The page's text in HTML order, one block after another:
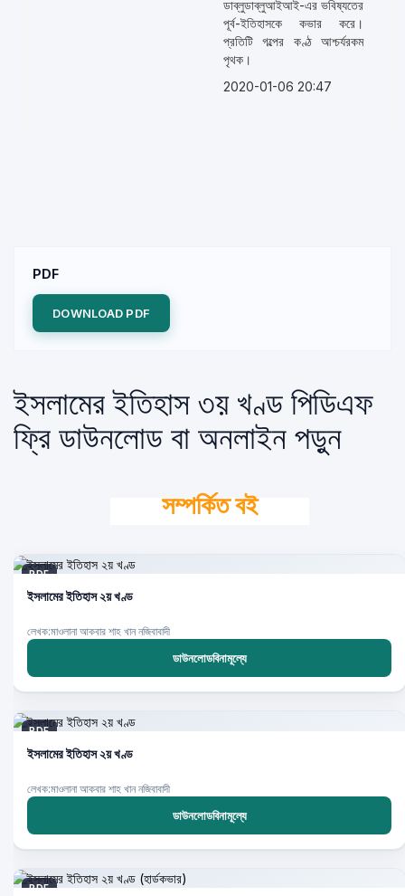
ডাব্লুডাব্লুআইআই-এর ভবিষ্যতের
পূর্ব-ইতিহাসকে কভার করে।
প্রতিটি গল্পের কণ্ঠ আশ্চর্যরকম
পৃথক।
2020-01-06 20:47
PDF
DOWNLOAD PDF
ইসলামের ইতিহাস ৩য় খণ্ড পিডিএফ
ফ্রি ডাউনলোড বা অনলাইন পড়ুন
সম্পর্কিত বই
PDF
ইসলামের ইতিহাস ২য় খণ্ড
লেখক:মাওলানা আকবার শাহ খান নজিবাবাদী
ডাউনলোডবিনামূল্যে
PDF
ইসলামের ইতিহাস ২য় খণ্ড
লেখক:মাওলানা আকবার শাহ খান নজিবাবাদী
ডাউনলোডবিনামূল্যে
PDF